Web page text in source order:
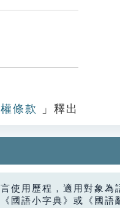
條款 」釋出
使用歷程，適用對象為
國語小字典》或《國語